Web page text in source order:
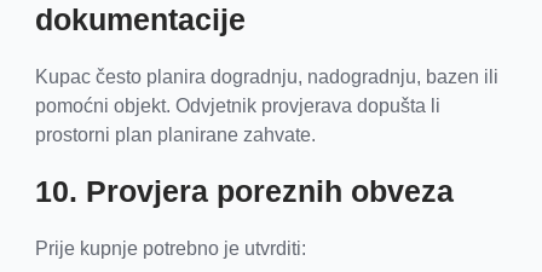
dokumentacije
Kupac često planira dogradnju, nadogradnju, bazen ili
pomoćni objekt. Odvjetnik provjerava dopušta li
prostorni plan planirane zahvate.
10. Provjera poreznih obveza
Prije kupnje potrebno je utvrditi: